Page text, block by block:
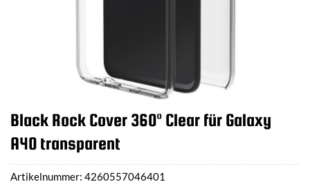
Black Rock Cover 360° Clear für Galaxy
A40 transparent
Artikelnummer: 4260557046401